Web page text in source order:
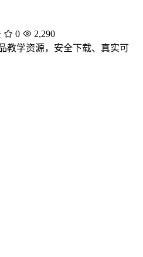
0
2,290
教学资源，安全下载、真实可